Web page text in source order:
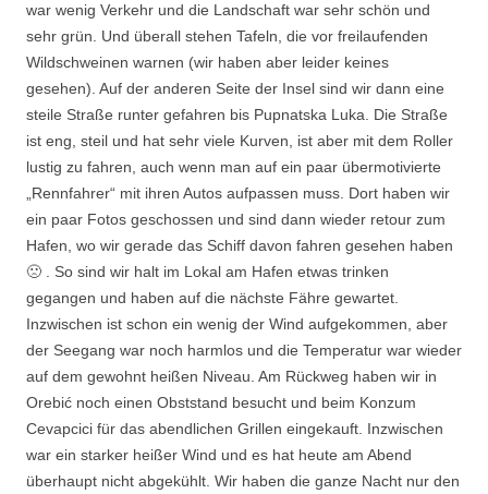
war wenig Verkehr und die Landschaft war sehr schön und
sehr grün. Und überall stehen Tafeln, die vor freilaufenden
Wildschweinen warnen (wir haben aber leider keines
gesehen). Auf der anderen Seite der Insel sind wir dann eine
steile Straße runter gefahren bis Pupnatska Luka. Die Straße
ist eng, steil und hat sehr viele Kurven, ist aber mit dem Roller
lustig zu fahren, auch wenn man auf ein paar übermotivierte
„Rennfahrer“ mit ihren Autos aufpassen muss. Dort haben wir
ein paar Fotos geschossen und sind dann wieder retour zum
Hafen, wo wir gerade das Schiff davon fahren gesehen haben
🙁 . So sind wir halt im Lokal am Hafen etwas trinken
gegangen und haben auf die nächste Fähre gewartet.
Inzwischen ist schon ein wenig der Wind aufgekommen, aber
der Seegang war noch harmlos und die Temperatur war wieder
auf dem gewohnt heißen Niveau. Am Rückweg haben wir in
Orebić noch einen Obststand besucht und beim Konzum
Cevapcici für das abendlichen Grillen eingekauft. Inzwischen
war ein starker heißer Wind und es hat heute am Abend
überhaupt nicht abgekühlt. Wir haben die ganze Nacht nur den